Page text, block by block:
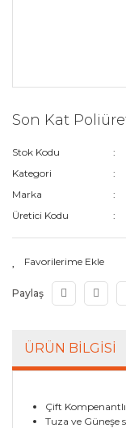
Son Kat
Stok Kodu
Kategori
Marka
Üretici Kodu
Paylaş
ÜRÜN BILGISI
Çift
Tuza ve Güneşe